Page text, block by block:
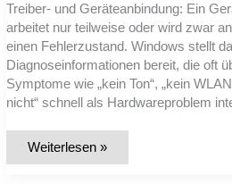
Treiber- und Geräteanbindung: Ein
arbeitet nur teilweise oder wird zwar
einen Fehlerzustand. Windows stellt
Diagnoseinformationen bereit, die oft
Symptome wie „kein Ton“, „kein
nicht“ schnell als Hardwareproblem
Wo
Weiterlesen »